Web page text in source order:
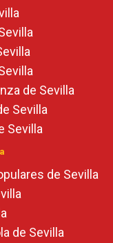
de Sevilla
Sevilla
Sevilla
de Sevilla
de Sevilla